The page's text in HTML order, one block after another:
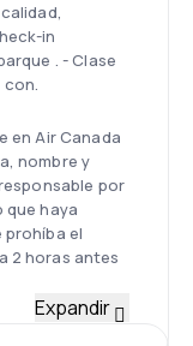
in
. - Clase
en Air Canada
nombre y
por
haya
prohíba el
2 horas antes
Expandir